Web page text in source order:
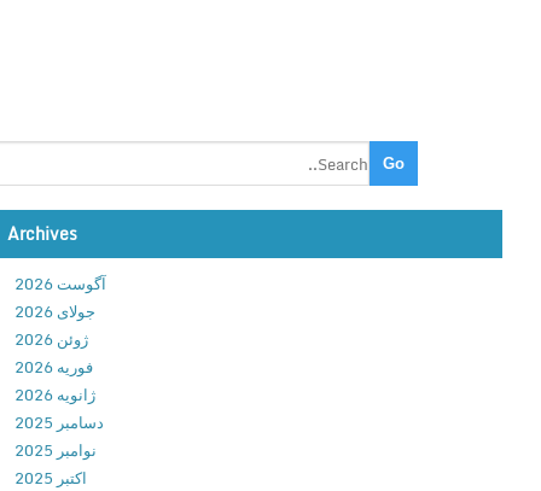
s
h
o
t
v
7
.
1
6
.
Archives
آگوست 2026
جولای 2026
ژوئن 2026
فوریه 2026
ژانویه 2026
دسامبر 2025
نوامبر 2025